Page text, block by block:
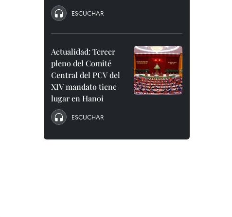
ESCUCHAR
Actualidad: Tercer
pleno del Comité
Central del PCV del
XIV mandato tiene
lugar en Hanoi
ESCUCHAR